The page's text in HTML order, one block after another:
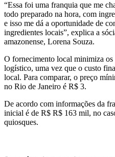
“Essa foi uma franquia que me
todo preparado na hora, com
e isso me dá a oportunidade de
ingredientes locais”, explica a
amazonense, Lorena Souza.
O fornecimento local minimiza os
logístico, uma vez que o custo
local. Para comparar, o preço
no Rio de Janeiro é R$ 3.
De acordo com informações da
inicial é de R$ R$ 163 mil, no
quiosques.